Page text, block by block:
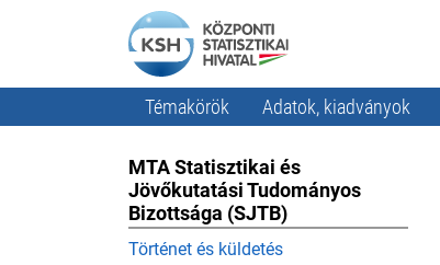
Témakörök Adatok, kiadványok
MTA Statisztikai és
Jövőkutatási Tudományos
Bizottsága (SJTB)
Történet és küldetés